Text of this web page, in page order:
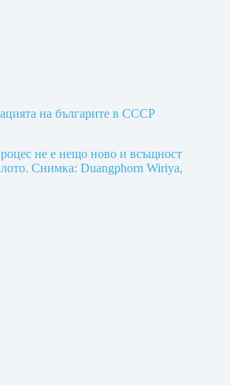
на българите в СССР